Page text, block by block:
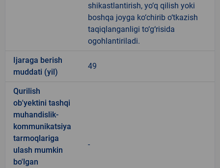
shikastlantirish, yo‘q qilish yoki
boshqa joyga ko‘chirib o‘tkazish
taqiqlanganligi to‘g‘risida
ogohlantiriladi.
Ijaraga berish
muddati (yil)
49
Qurilish
ob'yektini tashqi
muhandislik-
kommunikatsiya
tarmoqlariga
ulash mumkin
bo'lgan
-